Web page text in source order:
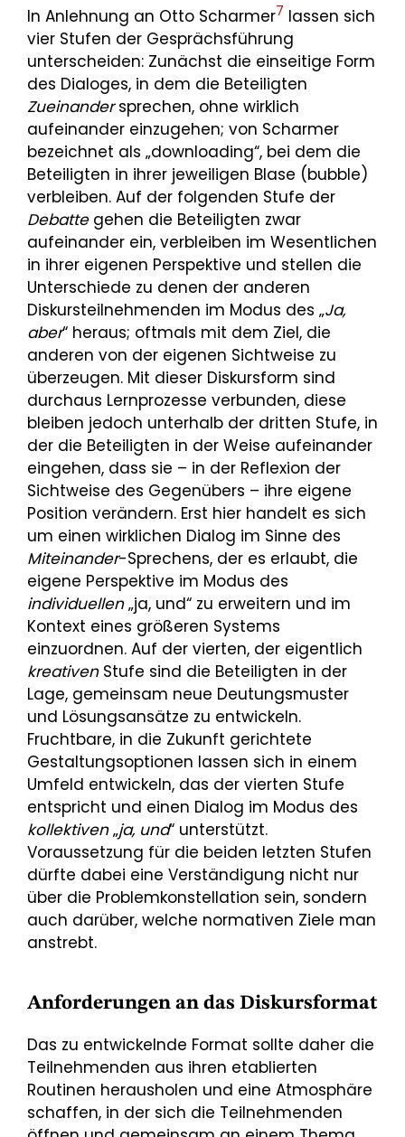
In Anlehnung an Otto Scharmer7 lassen sich
vier Stufen der Gesprächsführung
unterscheiden: Zunächst die einseitige Form
des Dialoges, in dem die Beteiligten
Zueinandersprechen, ohne wirklich
aufeinander einzugehen; von Scharmer
bezeichnet als „downloading“, bei dem die
Beteiligten in ihrer jeweiligen Blase (bubble)
verbleiben. Auf der folgenden Stufe der
Debattegehen die Beteiligten zwar
aufeinander ein, verbleiben im Wesentlichen
in ihrer eigenen Perspektive und stellen die
Unterschiede zu denen der anderen
Diskursteilnehmenden im Modus des „Ja,
aber“ heraus; oftmals mit dem Ziel, die
anderen von der eigenen Sichtweise zu
überzeugen. Mit dieser Diskursform sind
durchaus Lernprozesse verbunden, diese
bleiben jedoch unterhalb der dritten Stufe, in
der die Beteiligten in der Weise aufeinander
eingehen, dass sie – in der Reflexion der
Sichtweise des Gegenübers – ihre eigene
Position verändern. Erst hier handelt es sich
um einen wirklichen Dialog im Sinne des
Miteinander-Sprechens, der es erlaubt, die
eigene Perspektive im Modus des
individuellen„ja, und“ zu erweitern und im
Kontext eines größeren Systems
einzuordnen. Auf der vierten, der eigentlich
kreativenStufe sind die Beteiligten in der
Lage, gemeinsam neue Deutungsmuster
und Lösungsansätze zu entwickeln.
Fruchtbare, in die Zukunft gerichtete
Gestaltungsoptionen lassen sich in einem
Umfeld entwickeln, das der vierten Stufe
entspricht und einen Dialog im Modus des
kollektiven„ja, und“ unterstützt.
Voraussetzung für die beiden letzten Stufen
dürfte dabei eine Verständigung nicht nur
über die Problemkonstellation sein, sondern
auch darüber, welche normativen Ziele man
anstrebt.
Anforderungen an das Diskursformat
Das zu entwickelnde Format sollte daher die
Teilnehmenden aus ihren etablierten
Routinen herausholen und eine Atmosphäre
schaffen, in der sich die Teilnehmenden